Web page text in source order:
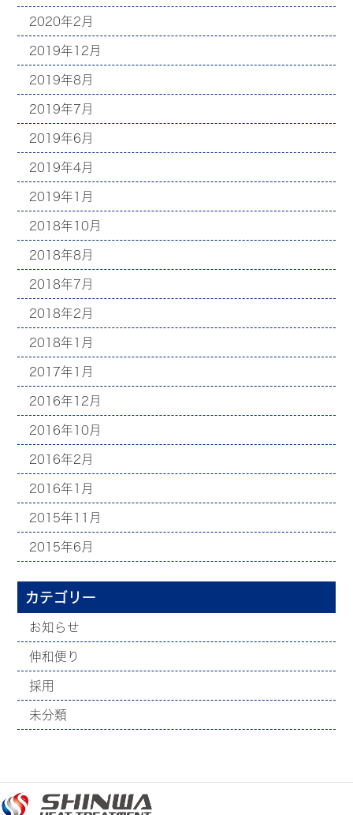
2020年2月
2019年12月
2019年8月
2019年7月
2019年6月
2019年4月
2019年1月
2018年10月
2018年8月
2018年7月
2018年2月
2018年1月
2017年1月
2016年12月
2016年10月
2016年2月
2016年1月
2015年11月
2015年6月
カテゴリー
お知らせ
伸和便り
採用
未分類